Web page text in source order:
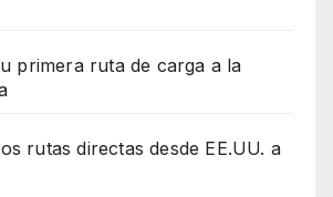
primera ruta de carga a la
rutas directas desde EE.UU. a